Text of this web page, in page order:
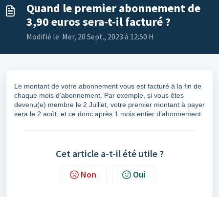
Quand le premier abonnement de
3,90 euros sera-t-il facturé ?
Modifié le Mer, 20 Sept., 2023 à 12:50 H
Le montant de votre abonnement vous est facturé à la fin de
chaque mois d’abonnement. Par exemple, si vous êtes
devenu(e) membre le 2 Juillet, votre premier montant à payer
sera le 2 août, et ce donc après 1 mois entier d’abonnement.
Cet article a-t-il été utile ?
Non Oui